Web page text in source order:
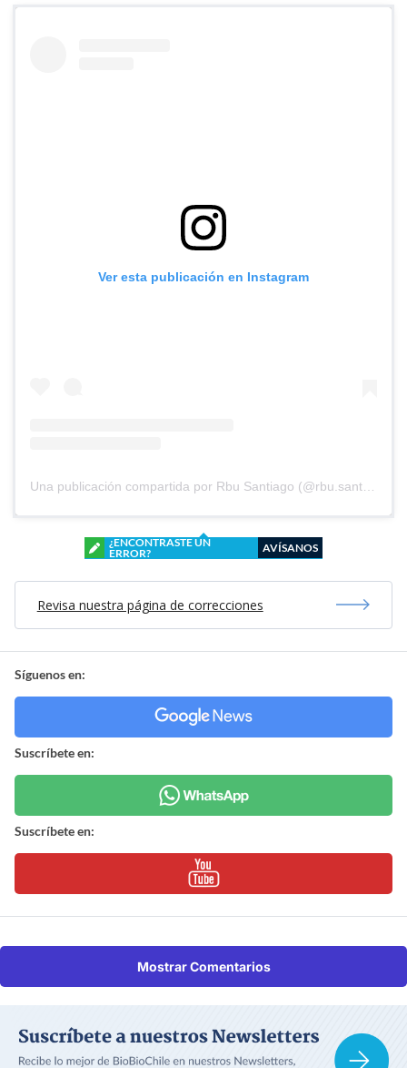
Ver esta publicación en Instagram
¿ENCONTRASTE UN
ERROR?
AVÍSANOS
Revisa nuestra página de correcciones
Síguenos en:
Suscríbete en:
Suscríbete en:
Mostrar Comentarios